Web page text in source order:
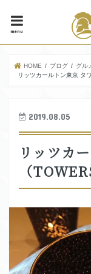
menu
HOME ブログ グル
リッツカールトン東京 タ
2019.08.05
リッツカ
（